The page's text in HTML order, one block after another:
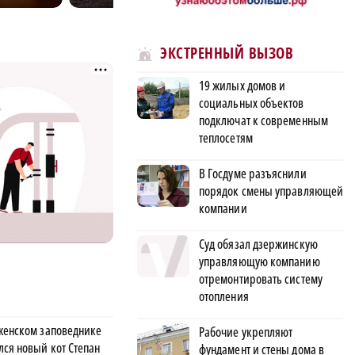
заповеднике
новый кот Степан
ЭКСТРЕННЫЙ ВЫЗОВ
19 жилых домов и
социальных объектов
подключат к современным
теплосетям
В Госдуме разъяснили
порядок смены управляющей
компании
Суд обязал дзержинскую
управляющую компанию
отремонтировать систему
отопления
Рабочие укрепляют
фундамент и стены дома в